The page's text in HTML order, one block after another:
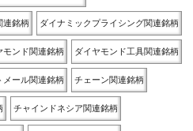
連銘柄 ダイナミックプライシング関連銘柄
モンド関連銘柄 ダイヤモンド工具関連銘柄
メール関連銘柄 チェーン関連銘柄
チャインドネシア関連銘柄